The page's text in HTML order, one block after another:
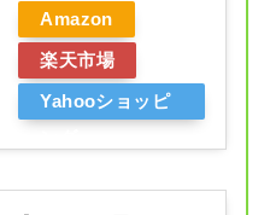
Amazon
楽天市場
Yahooショッピ